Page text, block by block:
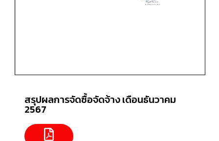
สรุปผลการจัดซื้อจัดจ้าง เดือนธันวาคม
2567